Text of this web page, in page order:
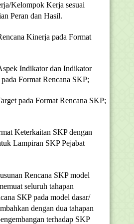
Kelompok Kerja sesuai
Peran dan Hasil.
Kinerja pada Format
Indikator dan Indikator
Format Rencana SKP;
pada Format Rencana SKP;
Keterkaitan SKP dengan
Lampiran SKP Pejabat
Rencana SKP model
seluruh tahapan
SKP pada model dasar/
dengan dua tahapan
terhadap SKP